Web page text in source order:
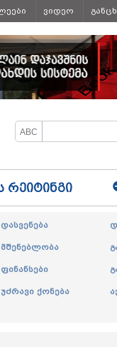
ვიდეო
რეიტინგი
დასვენება
მშენებლობა
ფინანსები
უძრავი ქონება